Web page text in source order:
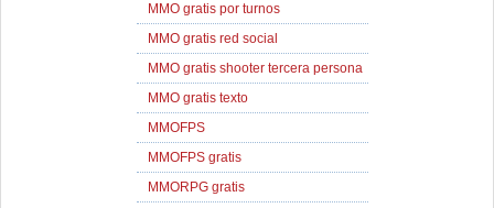
MMO gratis por turnos
MMO gratis red social
MMO gratis shooter tercera persona
MMO gratis texto
MMOFPS
MMOFPS gratis
MMORPG gratis